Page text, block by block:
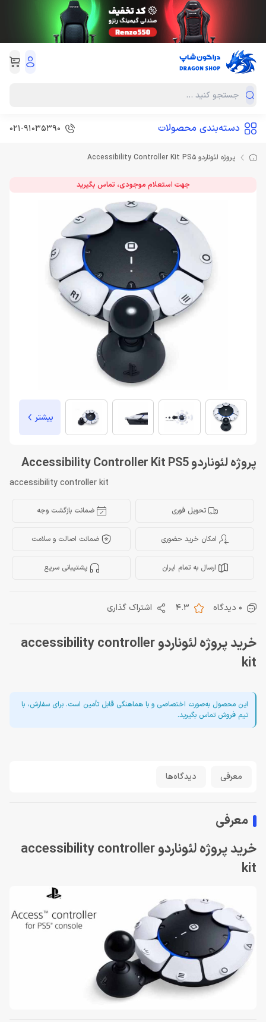
دسته‌بندی محصولات 021-91035390
پروژه لئوناردو Accessibility Controller Kit PS5
جهت استعلام موجودی، تماس بگیرید
بیشتر
پروژه لئوناردو Accessibility Controller Kit PS5
accessibility controller kit
تحویل فوری ضمانت بازگشت وجه
امکان خرید حضوری ضمانت اصالت و سلامت
ارسال به تمام ایران پشتیبانی سریع
0 دیدگاه 4.3 اشتراک گذاری
خرید پروژه لئوناردو accessibility controller
kit
این محصول به‌صورت اختصاصی و با هماهنگی قابل تأمین است. برای سفارش، با
تیم فروش تماس بگیرید.
معرفی دیدگاه‌ها
معرفی
خرید پروژه لئوناردو accessibility controller
kit